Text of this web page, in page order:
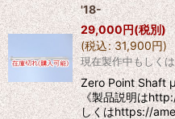
'18-
29,000円(税別)
(税込: 31,900円)
現在製作中もしく
Zero Point Shaft
《製品説明は
しくはhttps://